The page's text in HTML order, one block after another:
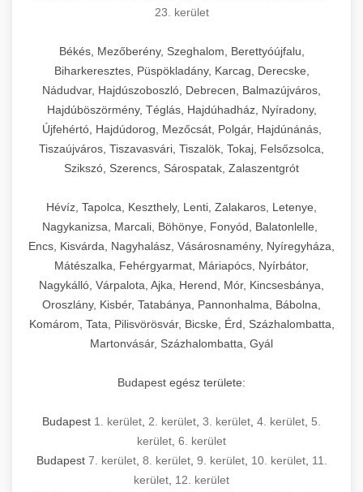
23. kerület
Békés, Mezőberény, Szeghalom, Berettyóújfalu,
Biharkeresztes, Püspökladány, Karcag, Derecske,
Nádudvar, Hajdúszoboszló, Debrecen, Balmazújváros,
Hajdúböszörmény, Téglás, Hajdúhadház, Nyíradony,
Újfehértó, Hajdúdorog, Mezőcsát, Polgár, Hajdúnánás,
Tiszaújváros, Tiszavasvári, Tiszalök, Tokaj, Felsőzsolca,
Szikszó, Szerencs, Sárospatak, Zalaszentgrót
Hévíz, Tapolca, Keszthely, Lenti, Zalakaros, Letenye,
Nagykanizsa, Marcali, Böhönye, Fonyód, Balatonlelle,
Encs, Kisvárda, Nagyhalász, Vásárosnamény, Nyíregyháza,
Mátészalka, Fehérgyarmat, Máriapócs, Nyírbátor,
Nagykálló, Várpalota, Ajka, Herend, Mór, Kincsesbánya,
Oroszlány, Kisbér, Tatabánya, Pannonhalma, Bábolna,
Komárom, Tata, Pilisvörösvár, Bicske, Érd, Százhalombatta,
Martonvásár, Százhalombatta, Gyál
Budapest egész területe:
Budapest 1. kerület 2. kerület 3. kerület 4. kerület 5.
kerület 6. kerület
Budapest 7. kerület, 8. kerület, 9. kerület, 10. kerület, 11.
kerület 12. kerület